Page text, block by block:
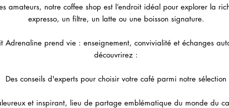
amateurs, notre coffee shop est l’endroit idéal pour explorer la
expresso, un filtre, un latte ou une boisson signature.
Adrenaline prend vie : enseignement, convivialité et échanges
découvrirez :
Des conseils d'experts pour choisir votre café parmi notre sélection
et inspirant, lieu de partage emblématique du monde du